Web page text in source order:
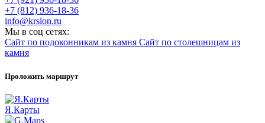
+7 (812) 936-18-36
info@krslon.ru
Мы в соц сетях:
Сайт по подоконникам из камня Сайт по столешницам из
камня
Проложить маршрут
Я.Карты